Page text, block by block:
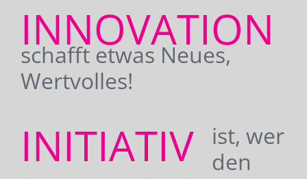
INNOVATION
schafft etwas Neues,
Wertvolles!
INITIATIV
ist, wer
den